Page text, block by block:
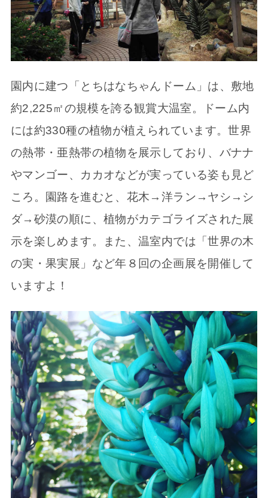
園内に建つ「とちはなちゃんドーム」は、敷地
約2,225㎡の規模を誇る観賞大温室。ドーム内
には約330種の植物が植えられています。世界
の熱帯・亜熱帯の植物を展示しており、バナナ
やマンゴー、カカオなどが実っている姿も見ど
ころ。園路を進むと、花木→洋ラン→ヤシ→シ
ダ→砂漠の順に、植物がカテゴライズされた展
示を楽しめます。また、温室内では「世界の木
の実・果実展」など年８回の企画展を開催して
いますよ！